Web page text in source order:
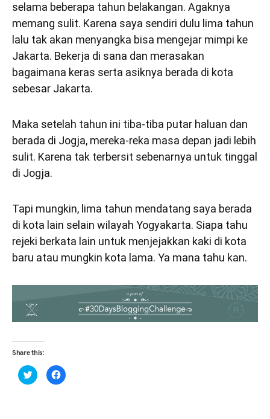
selama beberapa tahun belakangan. Agaknya
memang sulit. Karena saya sendiri dulu lima tahun
lalu tak akan menyangka bisa mengejar mimpi ke
Jakarta. Bekerja di sana dan merasakan
bagaimana keras serta asiknya berada di kota
sebesar Jakarta.
Maka setelah tahun ini tiba-tiba putar haluan dan
berada di Jogja, mereka-reka masa depan jadi lebih
sulit. Karena tak terbersit sebenarnya untuk tinggal
di Jogja.
Tapi mungkin, lima tahun mendatang saya berada
di kota lain selain wilayah Yogyakarta. Siapa tahu
rejeki berkata lain untuk menjejakkan kaki di kota
baru atau mungkin kota lama. Ya mana tahu kan.
Share this:
Click
to
share
Click
to